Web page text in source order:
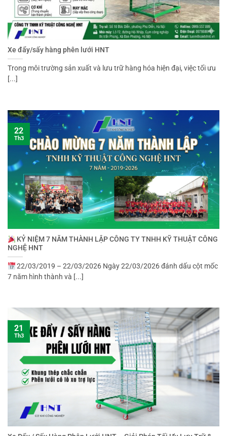
Xe đẩy/sấy hàng phên lưới HNT
Trong môi trường sản xuất và lưu trữ hàng hóa hiện đại, việc tối ưu
[...]
KỶ NIỆM 7 NĂM THÀNH LẬP CÔNG TY TNHH KỸ THUẬT CÔNG
NGHỆ HNT
22/03/2019 – 22/03/2026 Ngày 22/03/2026 đánh dấu cột mốc
7 năm hình thành và [...]
22
Th3
21
Th3